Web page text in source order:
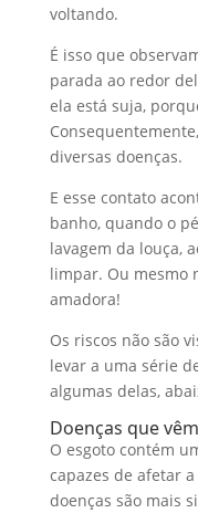
voltando.
É isso que
parada ao redor
ela está suja,
diversas doenças.
E esse contato
banho, quando o
lavagem da louça,
limpar. Ou mesmo
amadora!
Os riscos não são
levar a uma série
algumas delas,
Doenças que
O esgoto contém
capazes de afetar
doenças são mais